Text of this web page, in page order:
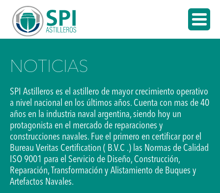
NOTICIAS
SPI Astilleros es el astillero de mayor crecimiento operativo
a nivel nacional en los últimos años. Cuenta con mas de 40
años en la industria naval argentina, siendo hoy un
protagonista en el mercado de reparaciones y
construcciones navales. Fue el primero en certificar por el
Bureau Veritas Certification ( B.V.C .) las Normas de Calidad
ISO 9001 para el Servicio de Diseño, Construcción,
Reparación, Transformación y Alistamiento de Buques y
Artefactos Navales.